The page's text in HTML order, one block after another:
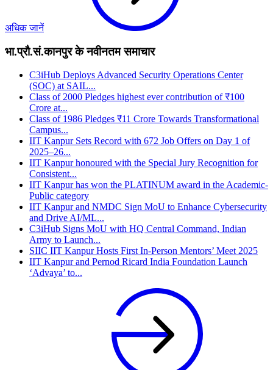
अधिक जानें
भा.प्रौ.सं.कानपुर के नवीनतम समाचार
C3iHub Deploys Advanced Security Operations Center
(SOC) at SAIL...
Class of 2000 Pledges highest ever contribution of ₹100
Crore at...
Class of 1986 Pledges ₹11 Crore Towards Transformational
Campus...
IIT Kanpur Sets Record with 672 Job Offers on Day 1 of
2025–26...
IIT Kanpur honoured with the Special Jury Recognition for
Consistent...
IIT Kanpur has won the PLATINUM award in the Academic-
Public category
IIT Kanpur and NMDC Sign MoU to Enhance Cybersecurity
and Drive AI/ML...
C3iHub Signs MoU with HQ Central Command, Indian
Army to Launch...
SIIC IIT Kanpur Hosts First In-Person Mentors’ Meet 2025
IIT Kanpur and Pernod Ricard India Foundation Launch
‘Advaya’ to...